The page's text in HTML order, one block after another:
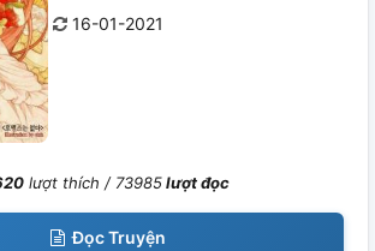
16-01-2021
lượt thích / 73985lượt đọc
Đọc Truyện